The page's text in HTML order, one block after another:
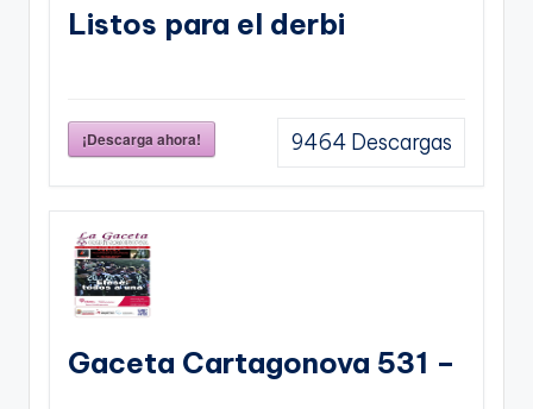
Listos para el derbi
¡Descarga ahora! 9464 Descargas
Gaceta Cartagonova 531 –